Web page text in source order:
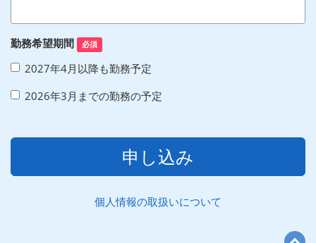
勤務希望期間 必須
2027年4月以降も勤務予定
2026年3月までの勤務の予定
申し込み
個人情報の取扱いについて